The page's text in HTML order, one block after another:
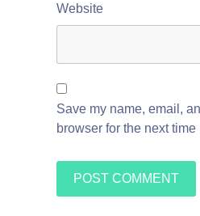
Website
Save my name, email,
browser for the next time